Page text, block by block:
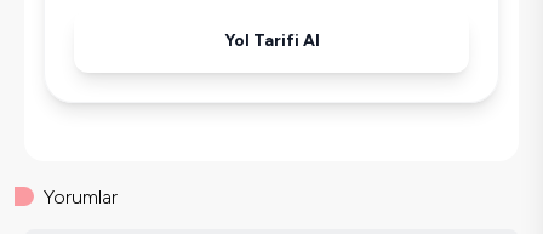
Yol Tarifi Al
Yorumlar